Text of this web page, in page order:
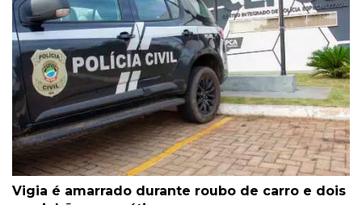
Vigia é amarrado durante roubo de carro e dois